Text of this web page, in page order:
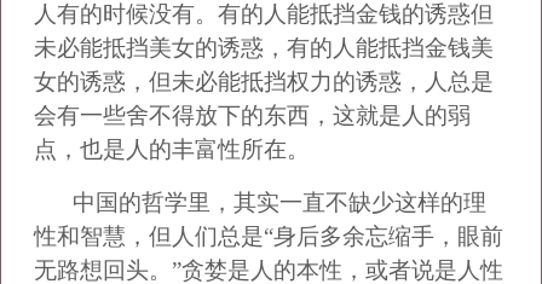
人有的时候没有。有的人能抵挡金钱的诱惑但
未必能抵挡美女的诱惑，有的人能抵挡金钱美
女的诱惑，但未必能抵挡权力的诱惑，人总是
会有一些舍不得放下的东西，这就是人的弱
点，也是人的丰富性所在。
中国的哲学里，其实一直不缺少这样的理
性和智慧，但人们总是“身后多余忘缩手，眼前
无路想回头。”贪婪是人的本性，或者说是人性